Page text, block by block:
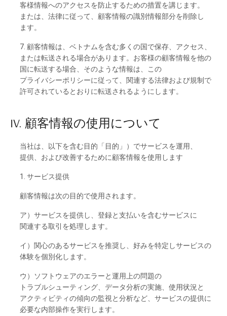
客様情報へのアクセスを防止するための措置を講じます。
または、 法律に従って、 顧客情報の識別情報部分を削除し
ます。
7. 顧客情報は、 ベトナムを含む多くの国で保存、 アクセス、
または転送さ れる場合があります。お客様の顧客情報を他の
国に転送する場合、 そのような情報は、この
プライバシーポリシーに従って、 関連する法律および規制で
許可さ れていると おりに転送さ れるようにします。
IV. 顧客情報の使用について
当社は、 以下を含む目的 「目的」） でサービスを運用、
提供、 および改善するために顧客情報を使用し ます
1. サービス提供
顧客情報は次の目的で使用さ れます。
ア） サービスを提供し、 登録と支払いを含むサービスに
関連する取引を処理し ます。
イ） 関心のあるサービスを推奨し、 好みを特定しサービスの
体験を個別化し ます。
ウ） ソフトウェアのエラーと運用上の問題の
トラブルシューティング、 データ分析の実施、 使用状況と
アクティビティの傾向の監視と分析など、 サービスの提供に
必要な内部操作を実行し ます。